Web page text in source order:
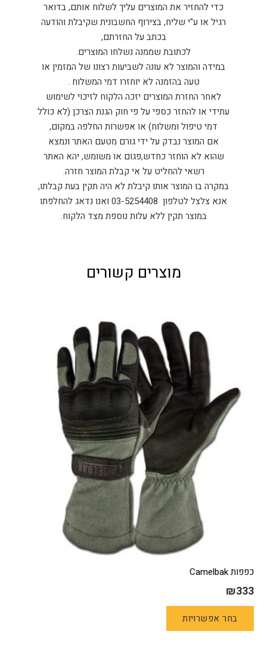
כדי להחזיר את המוצרים עליך לשלוח אותם, בדואר
רגיל או ע"י שליח, בצירוף החשבונית שקיבלת והודעה
בכתב על החזרתם,
לכתובת שממנה נשלחו המוצרים.
במידה והמוצר לא עונה לשביעות רצונו של המזמין או
טעה בהזמנה לא יוחזרו דמי המשלוח .
לאחר החזרת המוצרים יזכה הלקוח לזיכוי לשימוש
עתידי או להחזר כספי על פי חוק הגנת הצרכן (לא כולל
דמי טיפול ומשלוח) או אפשרות החלפה במקום,
אם המוצר נבדק על ידי גורם מטעם האתר ונמצא
שהוא לא הוחזר כחדש,פגום או משומש, יהא האתר
רשאי להחליט על אי קבלת המוצר חזרה.
במקרה בו המוצר אותו קיבלת לא היה תקין בעת קבלתו,
אנא צלצל לטלפון 03-5254408 ואנו נדאג להחלפתו
במוצר תקין ללא עלות נוספת מצד הלקוח.
מוצרים קשורים
כפפות Camelbak
₪333
בחר אפשרויות